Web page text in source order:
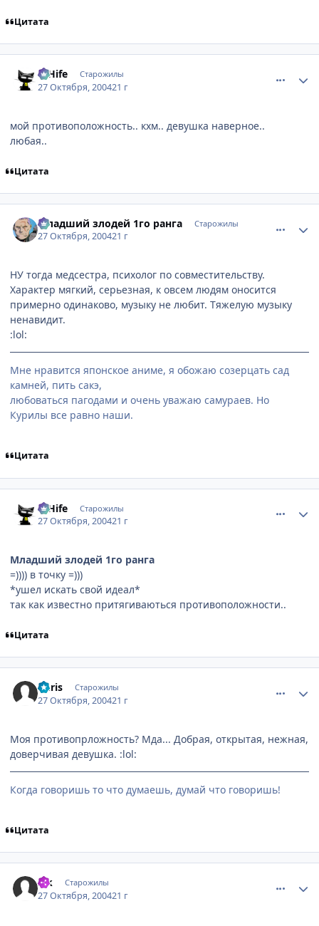
Цитата
D'Hife Старожилы
27 Октября, 200421 г
мой противоположность.. кхм.. девушка наверное..
любая..
Цитата
Младший злодей 1го ранга Старожилы
27 Октября, 200421 г
НУ тогда медсестра, психолог по совместительству.
Характер мягкий, серьезная, к овсем людям оносится
примерно одинаково, музыку не любит. Тяжелую музыку
ненавидит.
:lol:
Мне нравится японское аниме, я обожаю созерцать сад
камней, пить сакэ,
любоваться пагодами и очень уважаю самураев. Но
Курилы все равно наши.
Цитата
D'Hife Старожилы
27 Октября, 200421 г
Младший злодей 1го ранга
=)))) в точку =)))
*ушел искать свой идеал*
так как известно притягиваються противоположности..
Цитата
Chris Старожилы
27 Октября, 200421 г
Моя противопрложность? Мда... Добрая, открытая, нежная,
доверчивая девушка. :lol:
Когда говоришь то что думаешь, думай что говоришь!
Цитата
Zik Старожилы
27 Октября, 200421 г